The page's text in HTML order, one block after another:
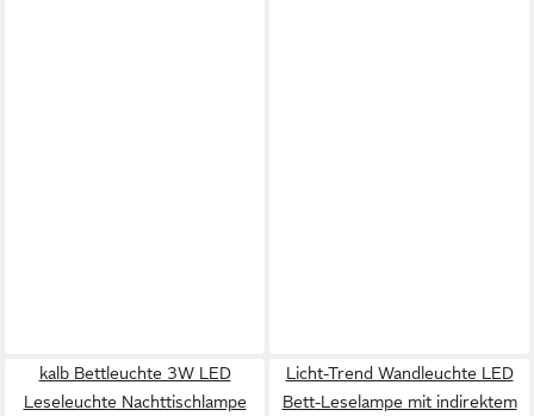
kalb Bettleuchte 3W LED
Leseleuchte Nachttischlampe
Licht-Trend Wandleuchte LED
Bett-Leselampe mit indirektem